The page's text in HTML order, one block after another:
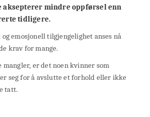
aksepterer mindre oppførsel enn
tidligere.
emosjonell tilgjengelighet anses nå
krav for mange.
mangler, er det noen kvinner som
seg for å avslutte et forhold eller ikke
tatt.